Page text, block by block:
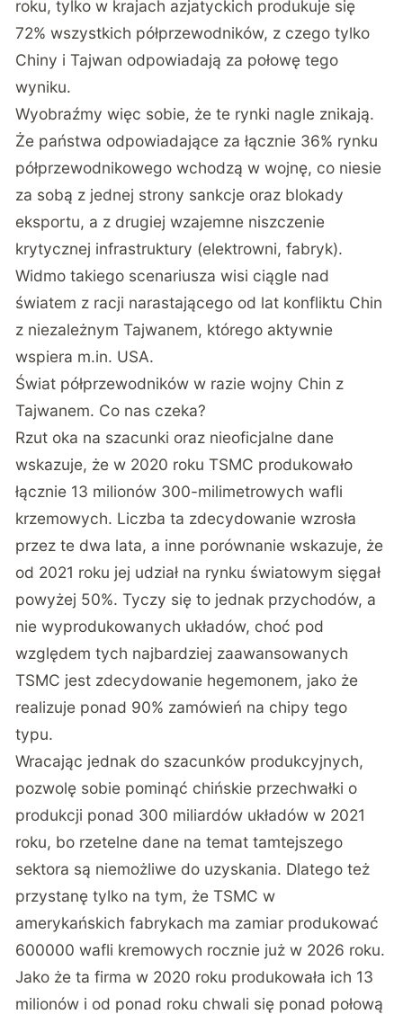
roku, tylko w krajach azjatyckich produkuje się
72% wszystkich półprzewodników, z czego tylko
Chiny i Tajwan odpowiadają za połowę tego
wyniku.
Wyobraźmy więc sobie, że te rynki nagle znikają.
Że państwa odpowiadające za łącznie 36% rynku
półprzewodnikowego wchodzą w wojnę, co niesie
za sobą z jednej strony sankcje oraz blokady
eksportu, a z drugiej wzajemne niszczenie
krytycznej infrastruktury (elektrowni, fabryk).
Widmo takiego scenariusza wisi ciągle nad
światem z racji narastającego od lat konfliktu Chin
z niezależnym Tajwanem, którego aktywnie
wspiera m.in. USA.
Świat półprzewodników w razie wojny Chin z
Tajwanem. Co nas czeka?
Rzut oka na szacunki oraz nieoficjalne dane
wskazuje, że w 2020 roku TSMC produkowało
łącznie 13 milionów 300-milimetrowych wafli
krzemowych. Liczba ta zdecydowanie wzrosła
przez te dwa lata, a inne porównanie wskazuje, że
od 2021 roku jej udział na rynku światowym sięgał
powyżej 50%. Tyczy się to jednak przychodów, a
nie wyprodukowanych układów, choć pod
względem tych najbardziej zaawansowanych
TSMC jest zdecydowanie hegemonem, jako że
realizuje ponad 90% zamówień na chipy tego
typu.
Wracając jednak do szacunków produkcyjnych,
pozwolę sobie pominąć chińskie przechwałki o
produkcji ponad 300 miliardów układów w 2021
roku, bo rzetelne dane na temat tamtejszego
sektora są niemożliwe do uzyskania. Dlatego też
przystanę tylko na tym, że TSMC w
amerykańskich fabrykach ma zamiar produkować
600000 wafli kremowych rocznie już w 2026 roku.
Jako że ta firma w 2020 roku produkowała ich 13
milionów i od ponad roku chwali się ponad połową